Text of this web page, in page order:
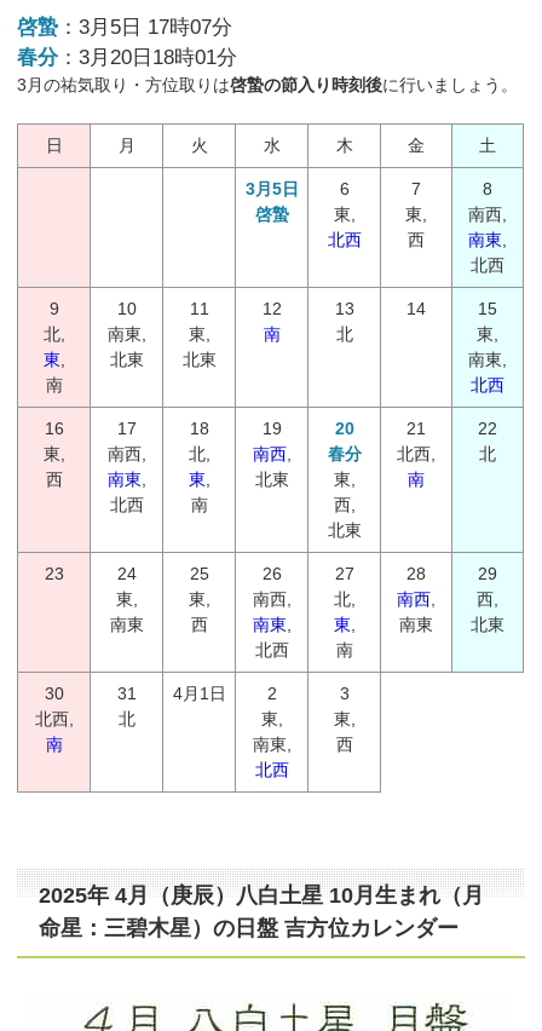
啓蟄 ：3月5日 17時07分
春分 ：3月20日18時01分
3月の祐気取り・方位取りは啓蟄の節入り時刻後に行いましょう。
日 月 火 水 木 金 土
3月5日
啓蟄
6
東,
北西
7
東,
西
8
南西,
南東
北西
9
北,
東
南
10
南東,
北東
11
東,
北東
12
南
13
北
14
15
東,
南東,
北西
16
東,
西
17
南西,
南東
北西
18
北,
東
南
19
南西,
北東
20
春分
東,
西,
北東
21
北西,
南
22
北
23
24
東,
南東
25
東,
西
26
南西,
南東
北西
27
北,
東
南
28
南西
南東
29
西,
北東
30
北西,
南
31
北
4月1日
2
東,
南東,
北西
3
東,
西
2025年 4月（庚辰）八白土星 10月生まれ（月
命星：三碧木星）の日盤 吉方位カレンダー